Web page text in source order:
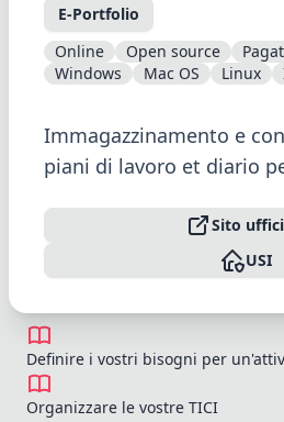
E-Portfolio
Online
Open source
Windows
Mac OS Linux
Immagazzinamento e
piani di lavoro et diario
Sito
USI
Definire i vostri bisogni per
Organizzare le vostre TICI